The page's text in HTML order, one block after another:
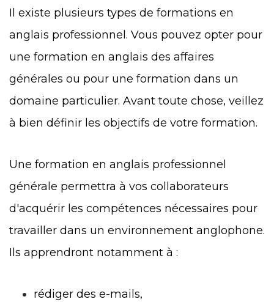
Il existe plusieurs types de formations en
anglais professionnel. Vous pouvez opter pour
une formation en anglais des affaires
générales ou pour une formation dans un
domaine particulier. Avant toute chose, veillez
à bien définir les objectifs de votre formation.
Une formation en anglais professionnel
générale permettra à vos collaborateurs
d'acquérir les compétences nécessaires pour
travailler dans un environnement anglophone.
Ils apprendront notamment à :
rédiger des e-mails,